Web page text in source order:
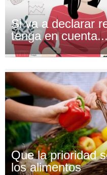
Si va a declarar
tenga en
Que la prioridad
los alimentos